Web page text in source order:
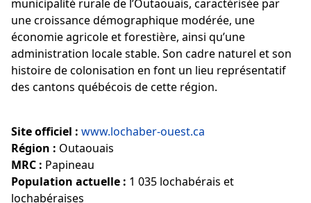
municipalité rurale de l’Outaouais, caractérisée par
une croissance démographique modérée, une
économie agricole et forestière, ainsi qu’une
administration locale stable. Son cadre naturel et son
histoire de colonisation en font un lieu représentatif
des cantons québécois de cette région.
Site officiel : www.lochaber-ouest.ca
Région : Outaouais
MRC : Papineau
Population actuelle : 1 035 lochabérais et
lochabéraises